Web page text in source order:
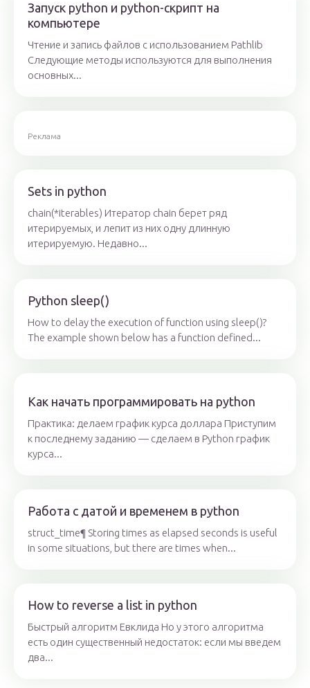
Запуск python и python-скрипт на
компьютере
Чтение и запись файлов с использованием Pathlib
Следующие методы используются для выполнения
основных...
Реклама
Sets in python
chain(*iterables) Итератор chain берет ряд
итерируемых, и лепит из них одну длинную
итерируемую. Недавно...
Python sleep()
How to delay the execution of function using sleep()?
The example shown below has a function defined...
Как начать программировать на python
Практика: делаем график курса доллара Приступим
к последнему заданию — сделаем в Python график
курса...
Работа с датой и временем в python
struct_time¶ Storing times as elapsed seconds is useful
in some situations, but there are times when...
How to reverse a list in python
Быстрый алгоритм Евклида Но у этого алгоритма
есть один существенный недостаток: если мы введем
два...